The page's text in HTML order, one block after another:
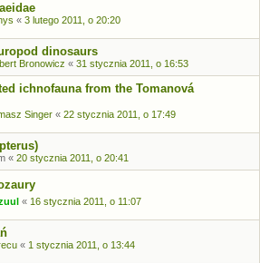
« 3 lutego 2011, o 20:20
dinosaurs
Bronowicz « 31 stycznia 2011, o 16:53
ichnofauna from the Tomanová
Singer « 22 stycznia 2011, o 17:49
« 20 stycznia 2011, o 20:41
« 16 stycznia 2011, o 11:07
« 1 stycznia 2011, o 13:44